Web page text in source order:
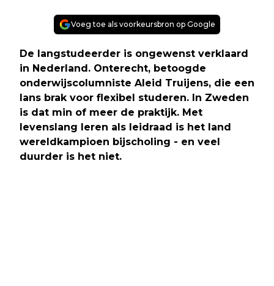
Voeg toe als voorkeursbron op Google
De langstudeerder is ongewenst verklaard
in Nederland. Onterecht, betoogde
onderwijscolumniste Aleid Truijens, die een
lans brak voor flexibel studeren. In Zweden
is dat min of meer de praktijk. Met
levenslang leren als leidraad is het land
wereldkampioen bijscholing - en veel
duurder is het niet.